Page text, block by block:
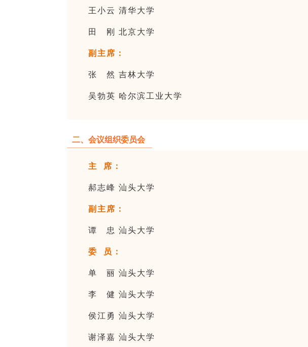
王小云 清华大学
田 刚 北京大学
副主席：
张 然 吉林大学
吴勃英 哈尔滨工业大学
二、会议组织委员会
主 席：
郝志峰 汕头大学
副主席：
谭 忠 汕头大学
委 员：
单 丽 汕头大学
李 健 汕头大学
侯江勇 汕头大学
谢泽嘉 汕头大学